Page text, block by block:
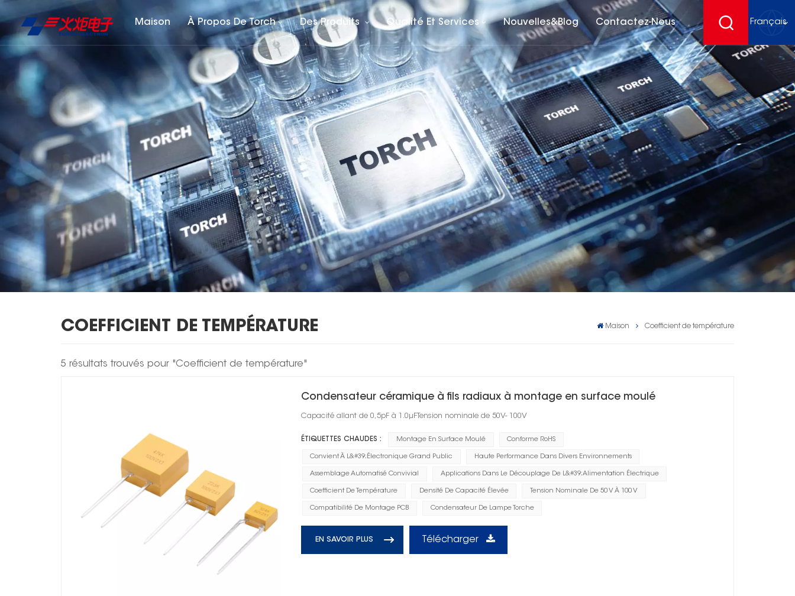
Maison À Propos De Torch Des Produits Qualité Et Services Nouvelles&Blog Contactez-Nous Français
English
français
Deutsch
español
COEFFICIENT DE TEMPÉRATURE Maison Coefficient de température
5 résultats trouvés pour "Coefficient de température"
Condensateur céramique à fils radiaux à montage en surface moulé
Capacité allant de 0,5pF à 1.0μFTension nominale de 50V- 100V
ÉTIQUETTES CHAUDES : Montage En Surface Moulé Conforme RoHS
Convient À L&#39;électronique Grand Public Haute Performance Dans Divers Environnements
Assemblage Automatisé Convivial Applications Dans Le Découplage De L&#39;alimentation Électrique
Coefficient De Température Densité De Capacité Élevée Tension Nominale De 50 V À 100 V
Compatibilité De Montage PCB Condensateur De Lampe Torche
EN SAVOIR PLUS Télécharger